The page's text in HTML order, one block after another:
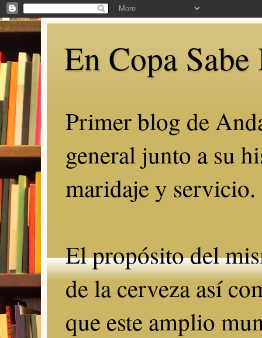
En Copa
Primer blog de
general junto a su
maridaje y servicio.
El propósito del
de la cerveza así
que este amplio